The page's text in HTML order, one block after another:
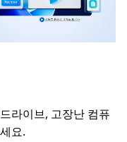
라이브, 고장난 컴퓨
요.